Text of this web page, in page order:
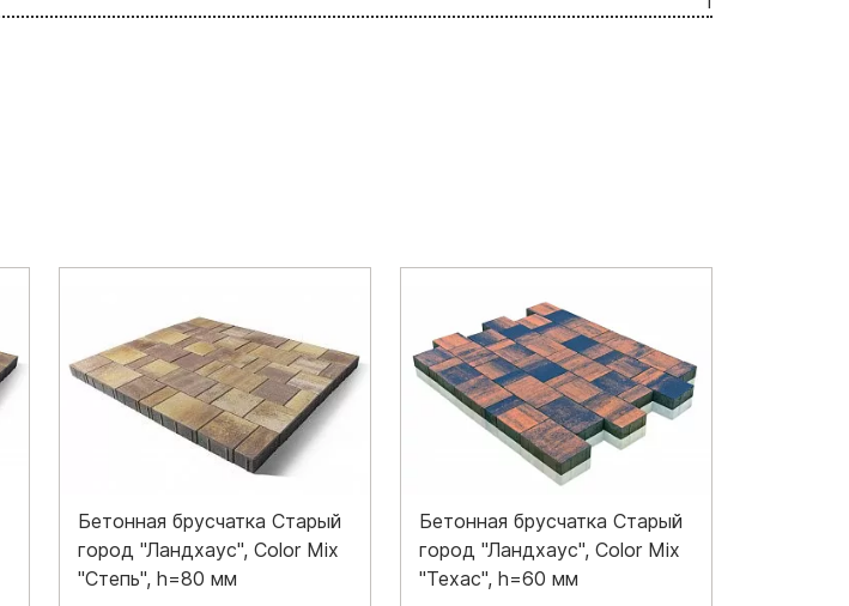
Бетонная брусчатка Старый
город "Ландхаус", Color Mix
"Степь", h=80 мм
Бетонная брусчатка Старый
город "Ландхаус", Color Mix
"Техас", h=60 мм